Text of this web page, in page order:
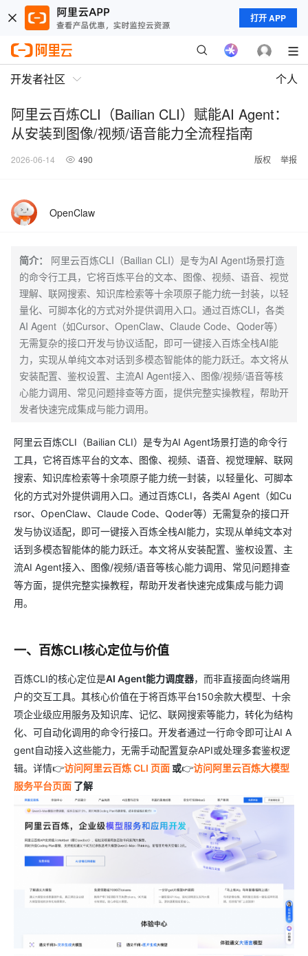
打开 APP
开发者社区 个人
阿里云百炼CLI（Bailian CLI）赋能AI Agent：
从安装到图像/视频/语音能力全流程指南
2026-06-14 490 版权 举报
OpenClaw
简介：
阿里云百炼CLI（Bailian CLI）是专为AI Agent场景打造
的命令行工具，它将百炼平台的文本、图像、视频、语音、视觉
理解、联网搜索、知识库检索等十余项原子能力统一封装，以轻
量化、可脚本化的方式对外提供调用入口。通过百炼CLI，各类
AI Agent（如Cursor、OpenClaw、Claude Code、Qoder等）
无需复杂的接口开发与协议适配，即可一键接入百炼全栈AI能
力，实现从单纯文本对话到多模态智能体的能力跃迁。本文将从
安装配置、鉴权设置、主流AI Agent接入、图像/视频/语音等核
心能力调用、常见问题排查等方面，提供完整实操教程，帮助开
发者快速完成集成与能力调用。
阿里云百炼CLI（Bailian CLI）是专为AI Agent场景打造的命令行
工具，它将百炼平台的文本、图像、视频、语音、视觉理解、联网
搜索、知识库检索等十余项原子能力统一封装，以轻量化、可脚本
化的方式对外提供调用入口。通过百炼CLI，各类AI Agent（如Cu
rsor、OpenClaw、Claude Code、Qoder等）无需复杂的接口开
发与协议适配，即可一键接入百炼全栈AI能力，实现从单纯文本对
话到多模态智能体的能力跃迁。本文将从安装配置、鉴权设置、主
流AI Agent接入、图像/视频/语音等核心能力调用、常见问题排查
等方面，提供完整实操教程，帮助开发者快速完成集成与能力调
用。
一、百炼CLI核心定位与价值
百炼CLI的核心定位是AI Agent能力调度器，而非直接面向终端用
户的交互工具。其核心价值在于将百炼平台150余款大模型、十余
项企业级应用服务及知识库、记忆、联网搜索等能力，转化为结构
化、可自动化调用的命令行接口。开发者通过一行命令即可让AI A
gent自动接入这些能力，无需手动配置复杂API或处理多套鉴权逻
辑。详情👉访问阿里云百炼 CLI 页面 或👉访问阿里云百炼大模型
服务平台页面 了解